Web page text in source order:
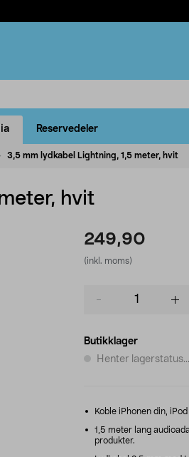
Reservedeler
3,5 mm lydkabel Lightning, 1,5 meter, hvit
hvit
249,90
(inkl. moms)
Butikklager
Henter lagerstatus...
Koble iPhonen din,
1,5 meter lang
produkter.